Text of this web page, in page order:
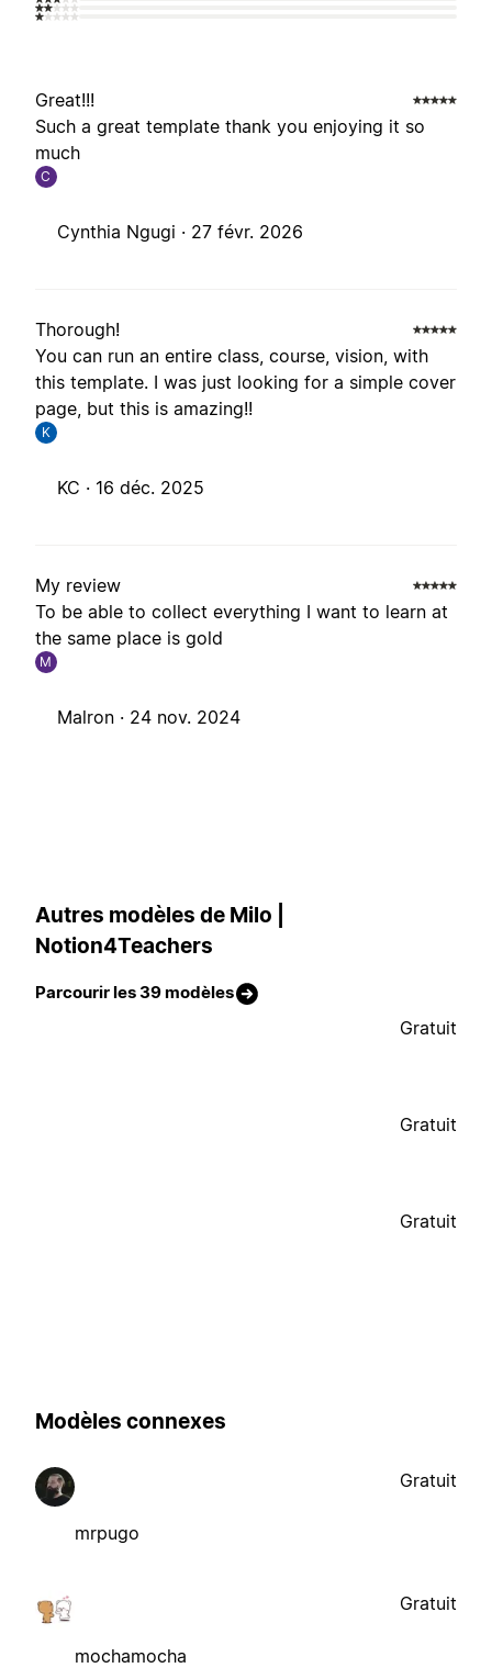
Great!!!
Such a great template thank you enjoying it so
much
C
Cynthia Ngugi · 27 févr. 2026
Thorough!
You can run an entire class, course, vision, with
this template. I was just looking for a simple cover
page, but this is amazing!!
K
KC · 16 déc. 2025
My review
To be able to collect everything I want to learn at
the same place is gold
M
Malron · 24 nov. 2024
Autres modèles de Milo |
Notion4Teachers
Parcourir les 39 modèles
Gratuit
Gratuit
Gratuit
Modèles connexes
mrpugo
Gratuit
mochamocha
Gratuit